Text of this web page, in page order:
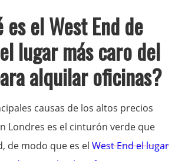
es el West End de
lugar más caro del
alquilar oficinas?
causas de los altos precios
Londres es el cinturón verde que
de modo que es elWest End el lugar